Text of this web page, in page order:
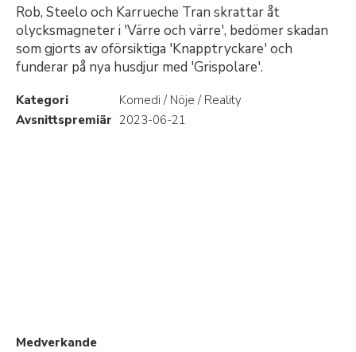
Rob, Steelo och Karrueche Tran skrattar åt
olycksmagneter i 'Värre och värre', bedömer skadan
som gjorts av oförsiktiga 'Knapptryckare' och
funderar på nya husdjur med 'Grispolare'.
Kategori
Komedi / Nöje / Reality
Avsnittspremiär 2023-06-21
Medverkande